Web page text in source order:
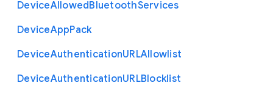
DeviceAllowedBluetoothServices
DeviceAppPack
DeviceAuthenticationURLAllowlist
DeviceAuthenticationURLBlocklist